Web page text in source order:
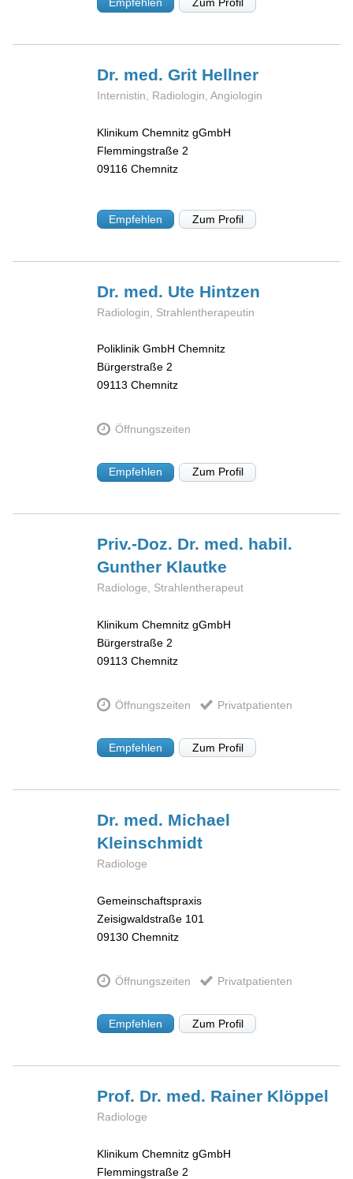
Empfehlen Zum Profil
Dr. med. Grit Hellner
Internistin, Radiologin, Angiologin
Klinikum Chemnitz gGmbH
Flemmingstraße 2
09116 Chemnitz
Empfehlen Zum Profil
Dr. med. Ute Hintzen
Radiologin, Strahlentherapeutin
Poliklinik GmbH Chemnitz
Bürgerstraße 2
09113 Chemnitz
Öffnungszeiten
Empfehlen Zum Profil
Priv.-Doz. Dr. med. habil.
Gunther Klautke
Radiologe, Strahlentherapeut
Klinikum Chemnitz gGmbH
Bürgerstraße 2
09113 Chemnitz
Öffnungszeiten Privatpatienten
Empfehlen Zum Profil
Dr. med. Michael
Kleinschmidt
Radiologe
Gemeinschaftspraxis
Zeisigwaldstraße 101
09130 Chemnitz
Öffnungszeiten Privatpatienten
Empfehlen Zum Profil
Prof. Dr. med. Rainer Klöppel
Radiologe
Klinikum Chemnitz gGmbH
Flemmingstraße 2